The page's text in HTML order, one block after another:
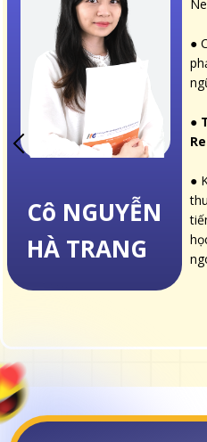
●
●
●
Cô NGUYỄN
HÀ TRANG
● Trên 4 năm kinh nghiệm
giảng dạy Tiếng Anh với các
khóa học TOEIC và Tiếng Anh
giao tiếp, đối tượng từ trẻ em
tới người lớn
● Có chứng chỉ phương pháp
giảng dạy Tiếng Anh